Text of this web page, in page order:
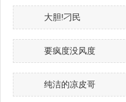
大胆!刁民
要疯度没风度
纯洁的凉皮哥